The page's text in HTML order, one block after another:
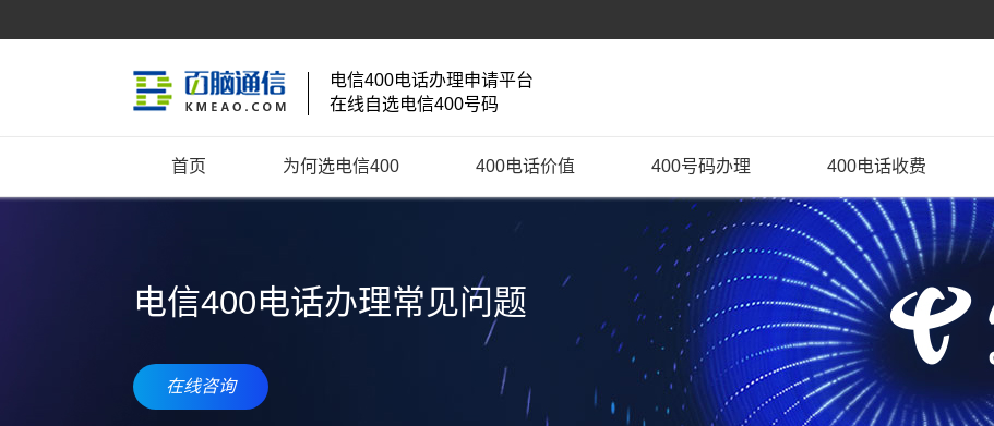
电信400电话办理申请平台
在线自选电信400号码
首页 为何选电信400 400电话价值 400号码办理 400电话收费
电信400电话办理常见问题
在线咨询